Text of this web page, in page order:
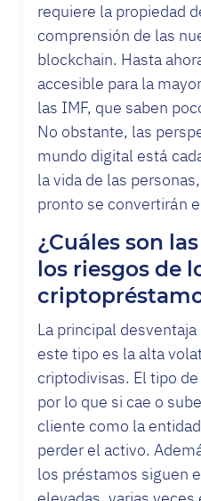
requiere la propiedad
comprensión de las
blockchain. Hasta
accesible para la
las IMF, que saben
No obstante, las
mundo digital está
la vida de las
pronto se convertirán
¿Cuáles son
los riesgos de
La principal
este tipo es la alta
criptodivisas. El tipo
por lo que si cae o
cliente como la
perder el activo.
los préstamos siguen